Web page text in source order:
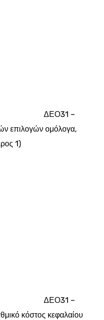
ΔΕΟ31 –
επιλογών ομόλογα,
1)
ΔΕΟ31 –
κόστος κεφαλαίου